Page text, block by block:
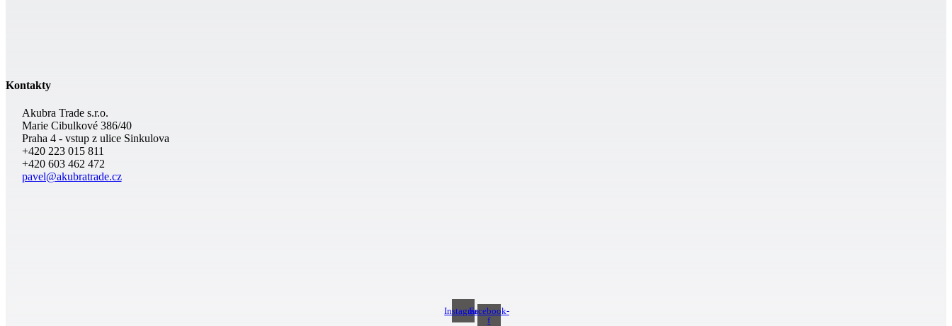
Kontakty
Akubra Trade s.r.o.
Marie Cibulkové 386/40
Praha 4 - vstup z ulice Sinkulova
+420 223 015 811
+420 603 462 472
pavel@akubratrade.cz
InstagramFacebook-
f